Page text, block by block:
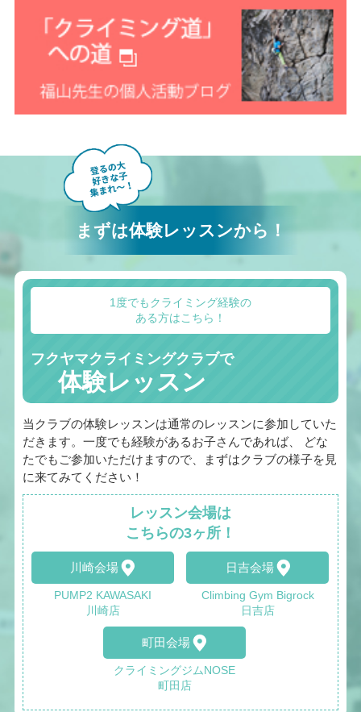
まずは体験レッスンから！
1度でもクライミング経験の
ある方はこちら！
フクヤマクライミングクラブで
体験レッスン
当クラブの体験レッスンは通常のレッスンに参加していた
だきます。一度でも経験があるお子さんであれば、 どな
たでもご参加いただけますので、まずはクラブの様子を見
に来てみてください！
レッスン会場は
こちらの3ヶ所！
川崎会場
PUMP2 KAWASAKI
川崎店
日吉会場
Climbing Gym Bigrock
日吉店
町田会場
クライミングジムNOSE
町田店